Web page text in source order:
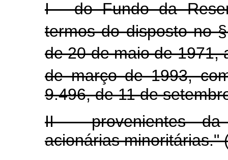
I - do Fundo da
termos do disposto no
de 20 de maio de 1971,
de março de 1993,
9.496, de 11 de
II - provenientes da
acionárias minoritárias."